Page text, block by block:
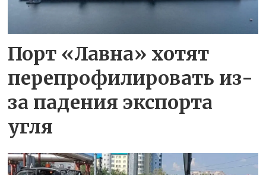
Порт «Лавна» хотят
перепрофилировать из-
за падения экспорта
угля